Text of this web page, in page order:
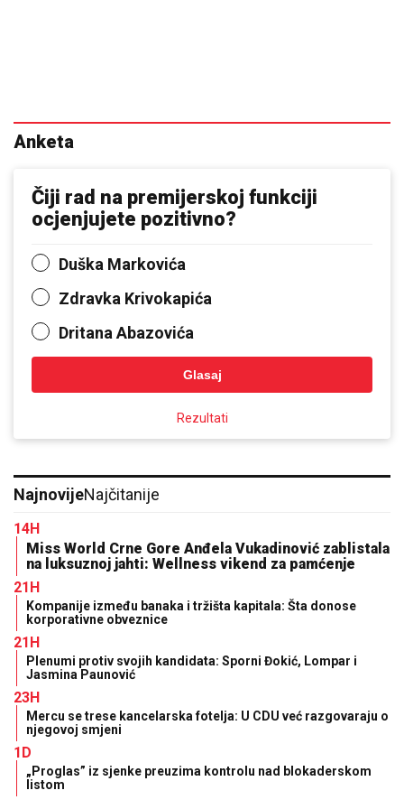
Anketa
Čiji rad na premijerskoj funkciji
ocjenjujete pozitivno?
Duška Markovića
Zdravka Krivokapića
Dritana Abazovića
Glasaj
Rezultati
NajnovijeNajčitanije
14H
Miss World Crne Gore Anđela Vukadinović zablistala
na luksuznoj jahti: Wellness vikend za pamćenje
21H
Kompanije između banaka i tržišta kapitala: Šta donose
korporativne obveznice
21H
Plenumi protiv svojih kandidata: Sporni Đokić, Lompar i
Jasmina Paunović
23H
Mercu se trese kancelarska fotelja: U CDU već razgovaraju o
njegovoj smjeni
1D
„Proglas” iz sjenke preuzima kontrolu nad blokaderskom
listom